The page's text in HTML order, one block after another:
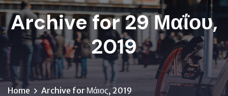
Archive for 29 Μαΐου,
2019
Home Archive for Μάιος, 2019